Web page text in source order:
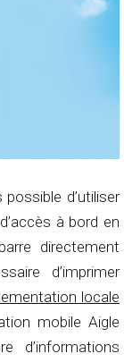
d’utiliser
à bord en
directement
d’imprimer
locale
mobile Aigle
d’informations